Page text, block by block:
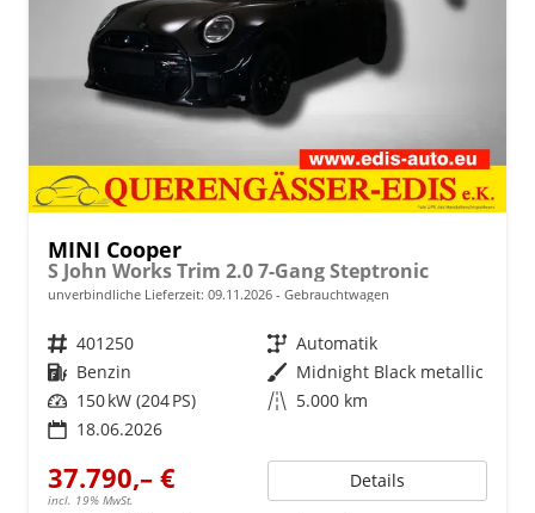
MINI Cooper
S John Works Trim 2.0 7-Gang Steptronic
unverbindliche Lieferzeit: 09.11.2026 Gebrauchtwagen
Fahrzeugnr. 401250 Getriebe Automatik
Kraftstoff Benzin Außenfarbe Midnight Black metallic
Leistung 150 kW (204 PS) Kilometerstand 5.000 km
18.06.2026
37.790,– €
incl. 19% MwSt.
Details